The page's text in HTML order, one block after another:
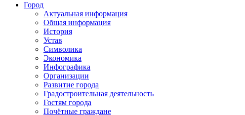
Город
Актуальная информация
Общая информация
История
Устав
Символика
Экономика
Инфографика
Организации
Развитие города
Градостроительная деятельность
Гостям города
Почётные граждане